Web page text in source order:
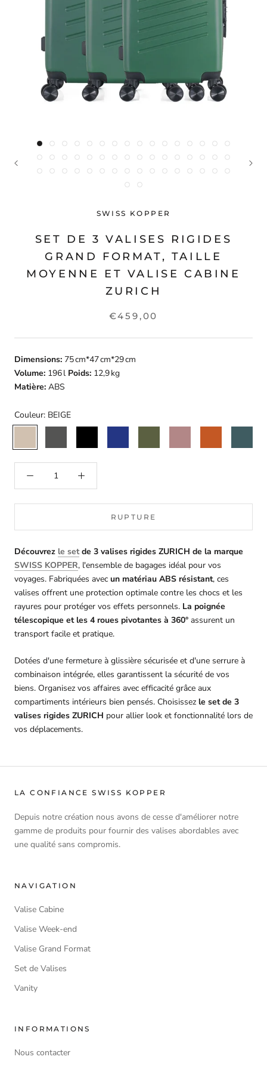
SWISS KOPPER
SET DE 3 VALISES RIGIDES
GRAND FORMAT, TAILLE
MOYENNE ET VALISE CABINE
ZURICH
€459,00
Dimensions: 75 cm*47 cm*29 cm
Volume: 196 l Poids: 12,9 kg
Matière: ABS
Couleur: BEIGE
FONCE
DORE
FONCE
RUPTURE
Découvrez le setde 3 valises rigides ZURICH de la marque
SWISS KOPPER, l'ensemble de bagages idéal pour vos
voyages. Fabriquées avec un matériau ABS résistant, ces
valises offrent une protection optimale contre les chocs et les
rayures pour protéger vos effets personnels. La poignée
télescopique et les 4 roues pivotantes à 360° assurent un
transport facile et pratique.
Dotées d'une fermeture à glissière sécurisée et d'une serrure à
combinaison intégrée, elles garantissent la sécurité de vos
biens. Organisez vos affaires avec efficacité grâce aux
compartiments intérieurs bien pensés. Choisissez le set de 3
valises rigides ZURICH pour allier look et fonctionnalité lors de
vos déplacements.
LA CONFIANCE SWISS KOPPER
Depuis notre création nous avons de cesse d'améliorer notre
gamme de produits pour fournir des valises abordables avec
une qualité sans compromis.
NAVIGATION
Valise Cabine
Valise Week-end
Valise Grand Format
Set de Valises
Vanity
INFORMATIONS
Nous contacter